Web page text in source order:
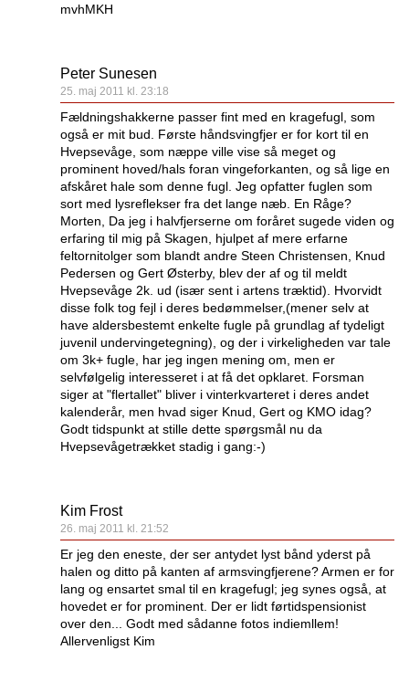
mvhMKH
Peter Sunesen
25. maj 2011 kl. 23:18
Fældningshakkerne passer fint med en kragefugl, som
også er mit bud. Første håndsvingfjer er for kort til en
Hvepsevåge, som næppe ville vise så meget og
prominent hoved/hals foran vingeforkanten, og så lige en
afskåret hale som denne fugl. Jeg opfatter fuglen som
sort med lysreflekser fra det lange næb. En Råge?
Morten, Da jeg i halvfjerserne om foråret sugede viden og
erfaring til mig på Skagen, hjulpet af mere erfarne
feltornitolger som blandt andre Steen Christensen, Knud
Pedersen og Gert Østerby, blev der af og til meldt
Hvepsevåge 2k. ud (især sent i artens træktid). Hvorvidt
disse folk tog fejl i deres bedømmelser,(mener selv at
have aldersbestemt enkelte fugle på grundlag af tydeligt
juvenil undervingetegning), og der i virkeligheden var tale
om 3k+ fugle, har jeg ingen mening om, men er
selvfølgelig interesseret i at få det opklaret. Forsman
siger at "flertallet" bliver i vinterkvarteret i deres andet
kalenderår, men hvad siger Knud, Gert og KMO idag?
Godt tidspunkt at stille dette spørgsmål nu da
Hvepsevågetrækket stadig i gang:-)
Kim Frost
26. maj 2011 kl. 21:52
Er jeg den eneste, der ser antydet lyst bånd yderst på
halen og ditto på kanten af armsvingfjerene? Armen er for
lang og ensartet smal til en kragefugl; jeg synes også, at
hovedet er for prominent. Der er lidt førtidspensionist
over den... Godt med sådanne fotos indiemllem!
Allervenligst Kim